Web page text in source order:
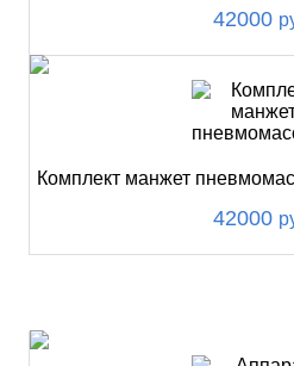
42000
Комплект манжет
42000